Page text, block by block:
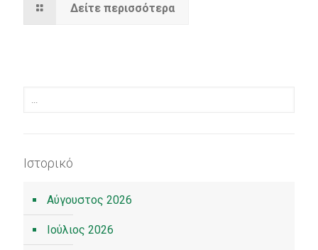
Δείτε περισσότερα
Ιστορικό
Αύγουστος 2026
Ιούλιος 2026